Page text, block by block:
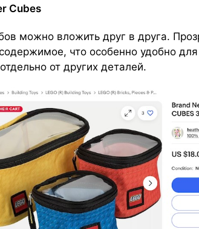
Cubes
можно вложить друг в друга.
что особенно удобно
от других деталей.